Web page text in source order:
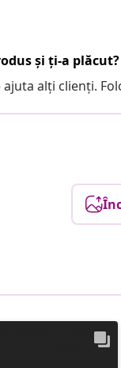
și ți-a
alți clienți.